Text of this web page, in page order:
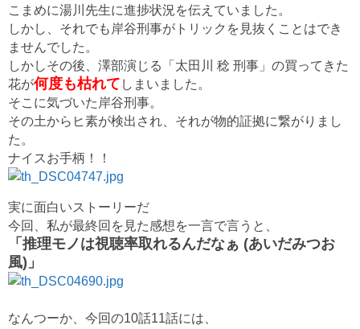
こまめに湯川先生に進捗状況を伝えていました。
しかし、それでも岸谷刑事がトリックを見抜くことはでき
ませんでした。
しかしその後、澤部演じる「太田川 稔 刑事」の買ってきた
花が何度も枯れて しまいました。
そこに気づいた岸谷刑事。
その土からヒ素が検出され、それが物的証拠に繋がりまし
た。
ナイスお手柄！！
実に面白いストーリーだ
今回、私が最終回を 見た感想を一言で言うと、
「推理モノは視聴率取れるんだなぁ (あいだみつお
風)」
なんつーか、今回の10話11話には、